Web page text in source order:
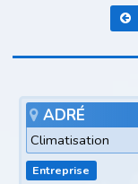
ADRÉ
Climatisation
Entreprise